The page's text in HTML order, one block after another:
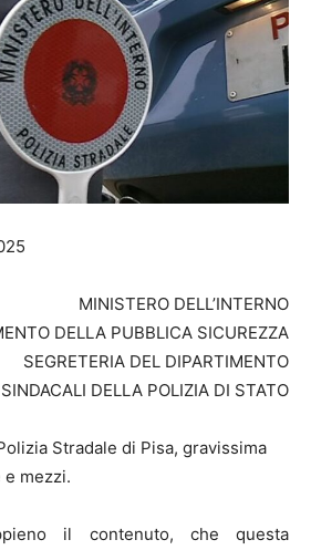
MINISTERO DELL’INTERNO
DELLA PUBBLICA SICUREZZA
SEGRETERIA DEL DIPARTIMENTO
DELLA POLIZIA DI STATO
Stradale di Pisa, gravissima
mezzi.
il contenuto, che questa